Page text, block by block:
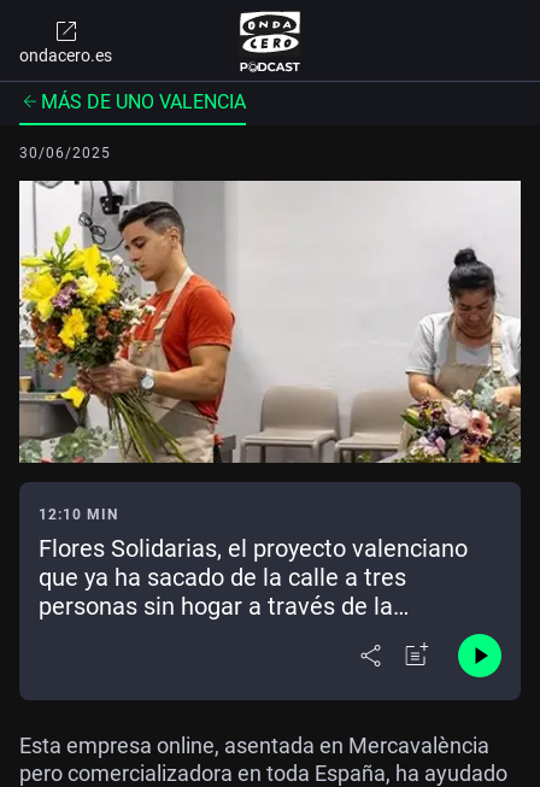
ondacero.es
MÁS DE UNO VALENCIA
30/06/2025
12:10 MIN
Flores Solidarias, el proyecto valenciano
que ya ha sacado de la calle a tres
personas sin hogar a través de la
Esta empresa online, asentada en Mercavalència
pero comercializadora en toda España, ha ayudado